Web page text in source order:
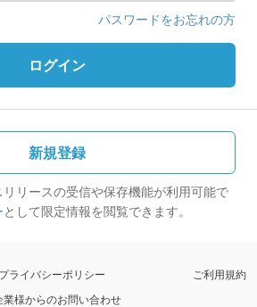
パスワードをお忘れの方
ログイン
新規登録
リースの受信や保存機能が利用可能で
として限定情報を閲覧できます。
プライバシーポリシー
ご利用規約
業様からのお問い合わせ